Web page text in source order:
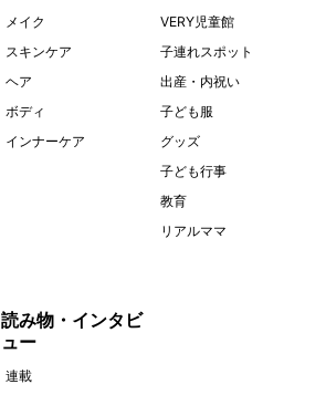
メイク
スキンケア
ヘア
ボディ
インナーケア
VERY児童館
子連れスポット
出産・内祝い
子ども服
グッズ
子ども行事
教育
リアルママ
読み物・インタビ
ュー
連載